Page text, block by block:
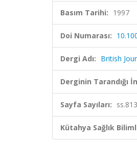
Basım Tarihi: 1997
Doi Numarası:
Dergi Adı: British
Derginin Tarandığı
Sayfa Sayıları: ss.813
Kütahya Sağlık